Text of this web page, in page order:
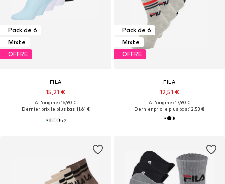
Pack de 6
Mixte
OFFRE
FILA
15,21 €
À l'origine : 16,90 €
Dernier prix le plus bas :11,61 €
+2
Pack de 6
Mixte
OFFRE
FILA
12,51 €
À l'origine : 17,90 €
Dernier prix le plus bas :12,53 €